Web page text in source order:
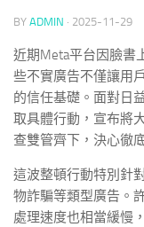
BY ADMIN · 2025-11-29
近期Meta平台因臉書
些不實廣告不僅讓用
的信任基礎。面對日
取具體行動，宣布將
查雙管齊下，決心徹
這波整頓行動特別針
物詐騙等類型廣告。
處理速度也相當緩慢